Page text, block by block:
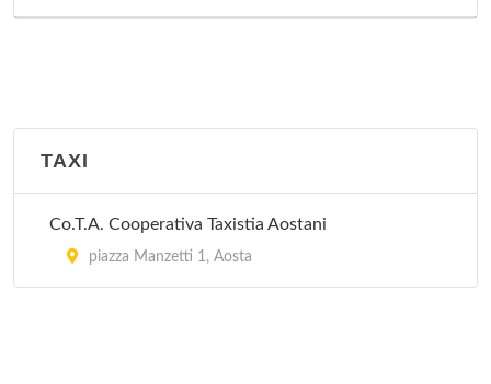
TAXI
Co.T.A. Cooperativa Taxistia Aostani
piazza Manzetti 1, Aosta